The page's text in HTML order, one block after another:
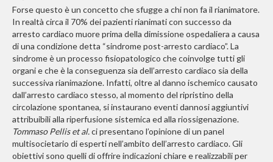
Forse questo è un concetto che sfugge a chi non fa il rianimatore.
In realtà circa il 70% dei pazienti rianimati con successo da
arresto cardiaco muore prima della dimissione ospedaliera a causa
di una condizione detta “sindrome post-arresto cardiaco”. La
sindrome è un processo fisiopatologico che coinvolge tutti gli
organi e che è la conseguenza sia dell’arresto cardiaco sia della
successiva rianimazione. Infatti, oltre al danno ischemico causato
dall’arresto cardiaco stesso, al momento del ripristino della
circolazione spontanea, si instaurano eventi dannosi aggiuntivi
attribuibili alla riperfusione sistemica ed alla riossigenazione.
Tommaso Pellis et al.ci presentano l’opinione di un panel
multisocietario di esperti nell’ambito dell’arresto cardiaco. Gli
obiettivi sono quelli di offrire indicazioni chiare e realizzabili per